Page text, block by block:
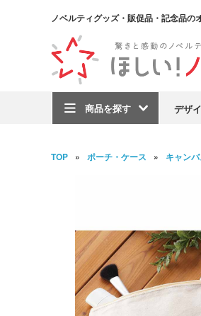
ノベルティグッズ・販促品・記念品の
商品を探す デザ
TOP ポーチ・ケース キャン